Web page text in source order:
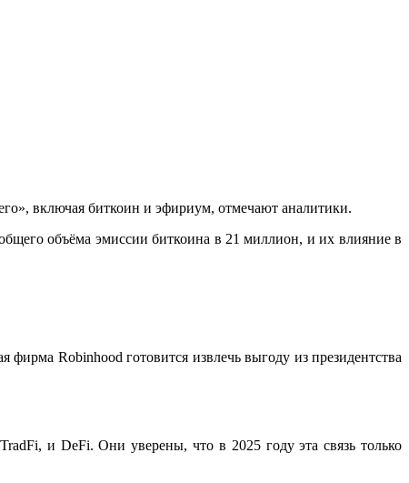
включая биткоин и эфириум, отмечают аналитики.
объёма эмиссии биткоина в 21 миллион, и их влияние в
Robinhood готовится извлечь выгоду из президентства
и DeFi. Они уверены, что в 2025 году эта связь только